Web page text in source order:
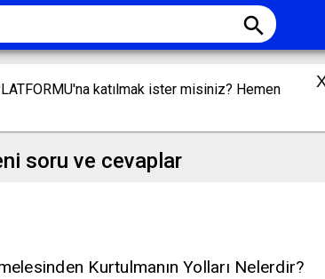
search
katılmak ister misiniz? Hemen
soru ve cevaplar
Kurtulmanın Yolları Nelerdir?